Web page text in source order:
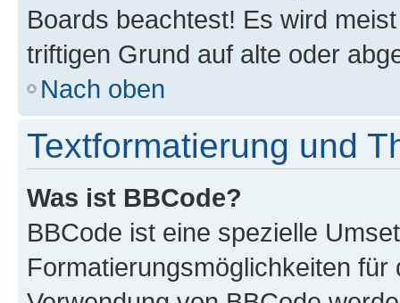
Boards beachtest! Es wird
triftigen Grund auf alte oder
Nach oben
Textformatierung und
Was ist BBCode?
BBCode ist eine spezielle
Formatierungsmöglichkeiten